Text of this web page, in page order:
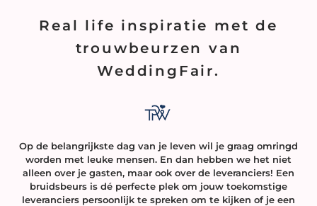
Real life inspiratie met de
trouwbeurzen van
WeddingFair.
Op de belangrijkste dag van je leven wil je graag omringd
worden met leuke mensen. En dan hebben we het niet
alleen over je gasten, maar ook over de leveranciers! Een
bruidsbeurs is dé perfecte plek om jouw toekomstige
leveranciers persoonlijk te spreken om te kijken of je een